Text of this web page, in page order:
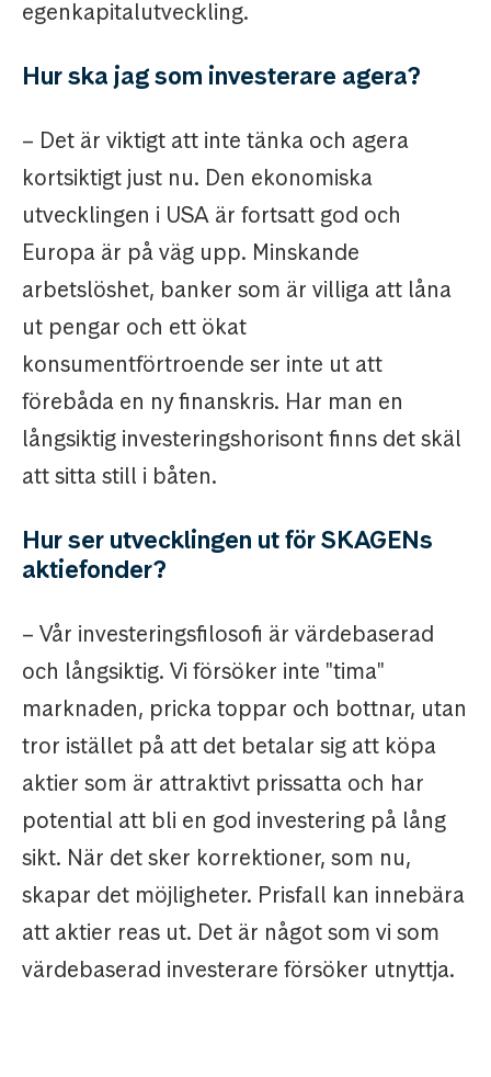
egenkapitalutveckling.
Hur ska jag som investerare agera?
– Det är viktigt att inte tänka och agera
kortsiktigt just nu. Den ekonomiska
utvecklingen i USA är fortsatt god och
Europa är på väg upp. Minskande
arbetslöshet, banker som är villiga att låna
ut pengar och ett ökat
konsumentförtroende ser inte ut att
förebåda en ny finanskris. Har man en
långsiktig investeringshorisont finns det skäl
att sitta still i båten.
Hur ser utvecklingen ut för SKAGENs
aktiefonder?
– Vår investeringsfilosofi är värdebaserad
och långsiktig. Vi försöker inte "tima"
marknaden, pricka toppar och bottnar, utan
tror istället på att det betalar sig att köpa
aktier som är attraktivt prissatta och har
potential att bli en god investering på lång
sikt. När det sker korrektioner, som nu,
skapar det möjligheter. Prisfall kan innebära
att aktier reas ut. Det är något som vi som
värdebaserad investerare försöker utnyttja.